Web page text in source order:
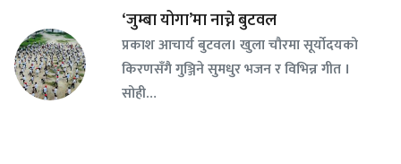
‘जुम्बा योगा’मा नाच्ने बुटवल
प्रकाश आचार्य बुटवल। खुला चौरमा सूर्योदयको
किरणसँगै गुञ्जिने सुमधुर भजन र विभिन्न गीत ।
सोही…